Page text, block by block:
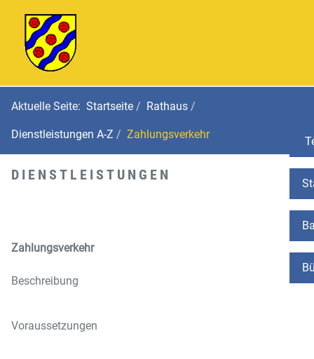
Aktuelle Seite: Startseite Rathaus
Dienstleistungen A-Z Zahlungsverkehr
DIENSTLEISTUNGEN
Zahlungsverkehr
Beschreibung
Voraussetzungen